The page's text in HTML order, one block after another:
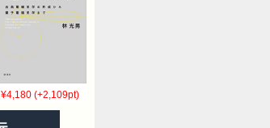
¥4,180 (+2,109pt)